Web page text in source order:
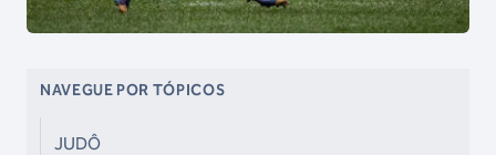
NAVEGUE POR TÓPICOS
JUDÔ